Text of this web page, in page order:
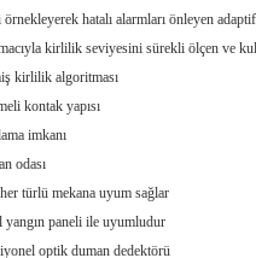
hatalı alarmları önleyen
kirlilik seviyesini sürekli ölçen ve
kirlilik algoritması
kontak yapısı
imkanı
odası
türlü mekana uyum sağlar
paneli ile uyumludur
optik duman dedektörü